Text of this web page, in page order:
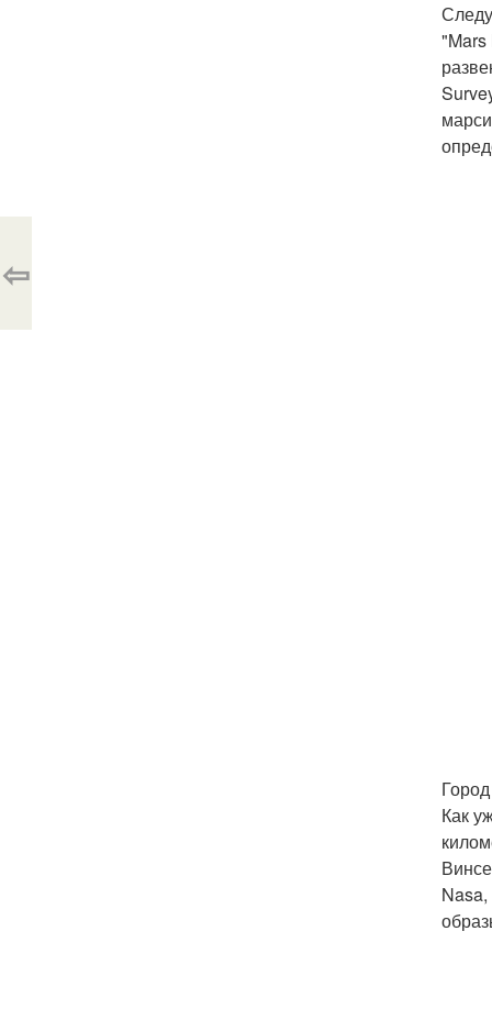
"Mars
Как
⇦